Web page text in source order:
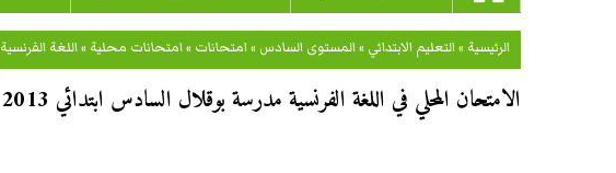
الرئيسية »التعليم الابتدائي »المستوى السادس »امتحانات »امتحانات محلية »اللغة الفرنسية
الامتحان المحلي في اللغة الفرنسية مدرسة بوقلال السادس ابتدائي 2013